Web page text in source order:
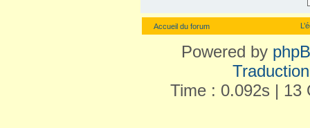
Accueil du forum
Powered by
Time : 0.092s | 13